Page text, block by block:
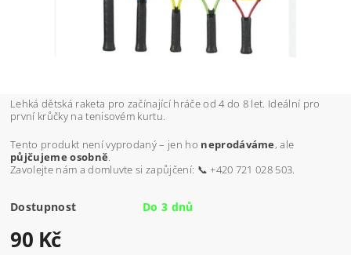
Lehká dětská raketa pro začínající hráče od 4 do 8 let. Ideální pro
první krůčky na tenisovém kurtu.
Tento produkt není vyprodaný – jen ho neprodáváme, ale
půjčujeme osobně.
Zavolejte nám a domluvte si zapůjčení: 📞 +420 721 028 503.
Dostupnost Do 3 dnů
90 Kč